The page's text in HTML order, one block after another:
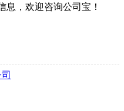
息，欢迎咨询公司宝！